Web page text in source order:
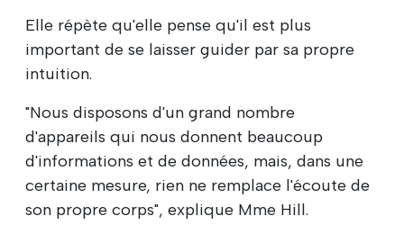
Elle répète qu'elle pense qu'il est plus
important de se laisser guider par sa propre
intuition.
"Nous disposons d'un grand nombre
d'appareils qui nous donnent beaucoup
d'informations et de données, mais, dans une
certaine mesure, rien ne remplace l'écoute de
son propre corps", explique Mme Hill.